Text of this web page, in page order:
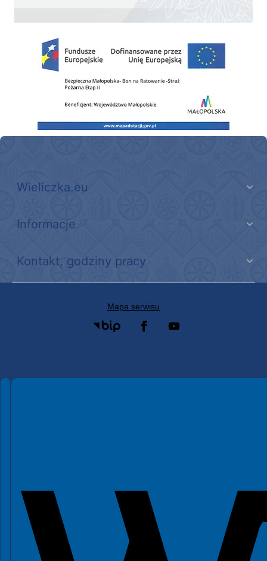
Zakup fabrycznie nowego, średniego samochodu ratowniczo-gaśniczego z
Wieliczka.eu
Informacje
Kontakt, godziny pracy
Mapa serwisu
Spełniamy standardy WCAG 2.2
Spełniamy standardy W3C